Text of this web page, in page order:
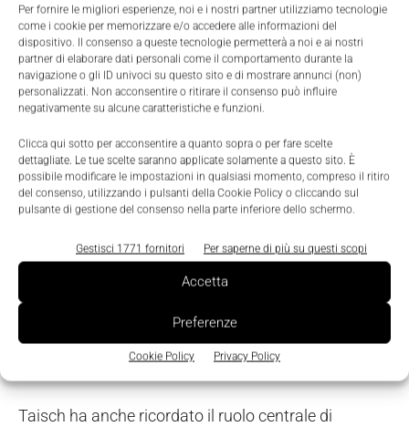
Per fornire le migliori esperienze, noi e i nostri partner utilizziamo tecnologie
come i cookie per memorizzare e/o accedere alle informazioni del
dispositivo. Il consenso a queste tecnologie permetterà a noi e ai nostri
partner di elaborare dati personali come il comportamento durante la
navigazione o gli ID univoci su questo sito e di mostrare annunci (non)
personalizzati. Non acconsentire o ritirare il consenso può influire
negativamente su alcune caratteristiche e funzioni.
Clicca qui sotto per acconsentire a quanto sopra o per fare scelte
dettagliate. Le tue scelte saranno applicate solamente a questo sito. È
possibile modificare le impostazioni in qualsiasi momento, compreso il ritiro
del consenso, utilizzando i pulsanti della Cookie Policy o cliccando sul
pulsante di gestione del consenso nella parte inferiore dello schermo.
Gestisci 1771 fornitori Per saperne di più su questi scopi
Accetta
Preferenze
Cookie Policy Privacy Policy
cui non segue un’adeguata protezione del dato.
Non basta infatti un software, come ha spiegato
Matteo Lucchetti, direttore generale Cyber4.0, per
proteggere i propri sistemi informativi e produttivi,
ma un approccio più strutturato di riorganizzazione
dei processi, con competenze integrate.
InfineMarco Taisch, Presidente diMade 4.0, ha
proposto di assumere un ruolo guida in Europa,
visto il modello efficace ed efficiente, per le casse
dello Stato, dei Competence Center. L’idea è di
portare a Bruxelles le buone pratiche italiane, con un
ruolo attivo come già avviene con il coordinamento
dell’EDIH Manufacturing Network, la rete europea
dei Digital Innovation Hub.
Taisch ha anche ricordato il ruolo centrale di